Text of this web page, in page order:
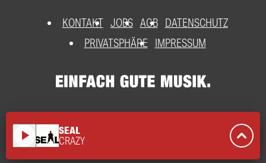
KONTAKT JOBS AGB DATENSCHUTZ
PRIVATSPHÄRE
IMPRESSUM
play_arrow SEAL
CRAZY